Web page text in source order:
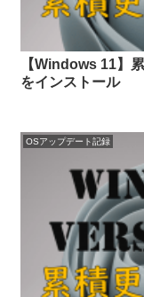
【Windows 11】
をインストール
OSアップデート記録